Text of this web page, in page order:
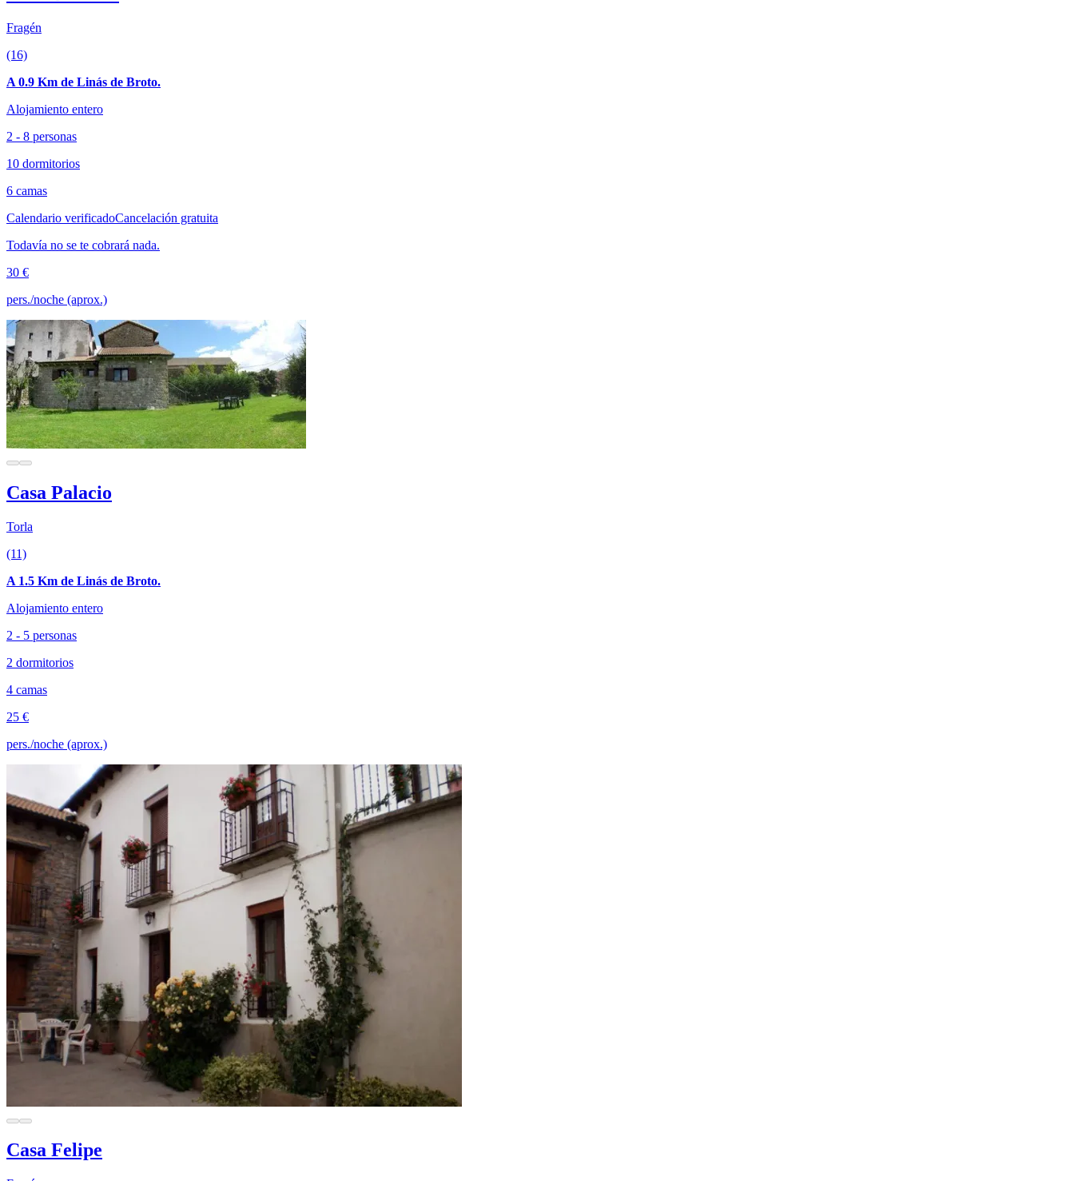
Fragén
(16)
A 0.9 Km de Linás de Broto.
Alojamiento entero
2 - 8 personas
10 dormitorios
6 camas
Calendario verificadoCancelación gratuita
Todavía no se te cobrará nada.
30 €
pers./noche (aprox.)
Casa Palacio
Torla
(11)
A 1.5 Km de Linás de Broto.
Alojamiento entero
2 - 5 personas
2 dormitorios
4 camas
25 €
pers./noche (aprox.)
Casa Felipe